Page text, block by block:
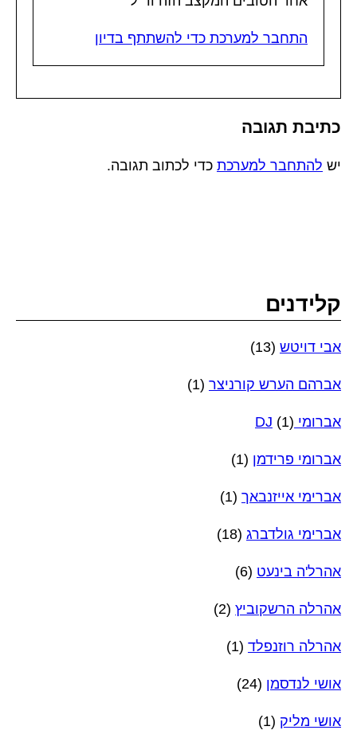
התחבר למערכת כדי להשתתף בדיון
כתיבת תגובה
יש להתחבר למערכת כדי לכתוב תגובה.
קלידנים
אבי דויטש (13)
אברהם הערש קורניצר (1)
אברומי DJ (1)
אברומי פרידמן (1)
אברימי אייזנבאך (1)
אברימי גולדברג (18)
אהרל'ה בינעט (6)
אהרלה הרשקוביץ (2)
אהרלה רוזנפלד (1)
אושי לנדסמן (24)
אושי מליק (1)